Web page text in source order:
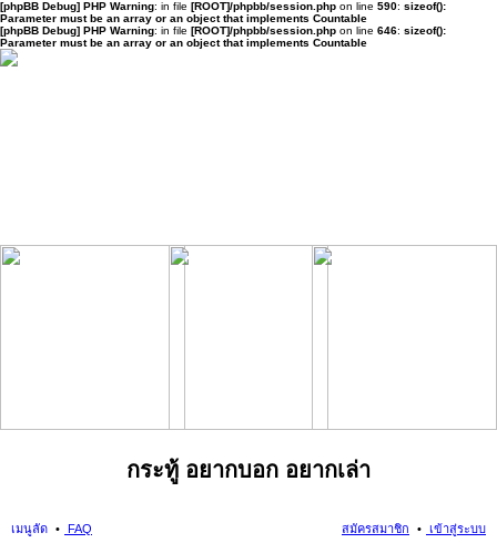
[phpBB Debug] PHP Warning: in file [ROOT]/phpbb/session.php on line 590: sizeof():
Parameter must be an array or an object that implements Countable
[phpBB Debug] PHP Warning: in file [ROOT]/phpbb/session.php on line 646: sizeof():
Parameter must be an array or an object that implements Countable
กระทู้ อยากบอก อยากเล่า
เมนูลัด FAQ เข้าสู่ระบบ
สมัครสมาชิก